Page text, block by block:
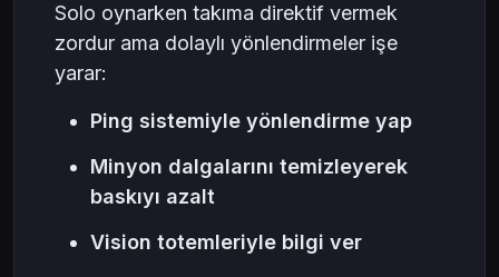
Solo oynarken takıma direktif vermek
zordur ama dolaylı yönlendirmeler işe
yarar:
Ping sistemiyle yönlendirme yap
Minyon dalgalarını temizleyerek
baskıyı azalt
Vision totemleriyle bilgi ver